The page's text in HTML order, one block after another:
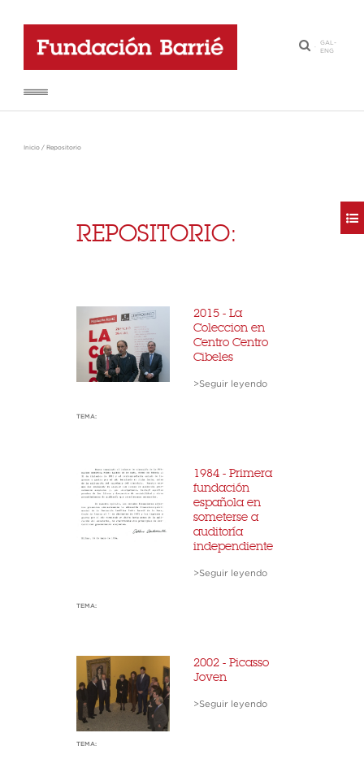
·
GAL-
ENG
Inicio / Repositorio
REPOSITORIO:
2015 - La
Coleccion en
Centro Centro
Cibeles
>Seguir leyendo
TEMA:
1984 - Primera
fundación
española en
someterse a
auditoría
independiente
>Seguir leyendo
TEMA:
2002 - Picasso
Joven
>Seguir leyendo
TEMA: